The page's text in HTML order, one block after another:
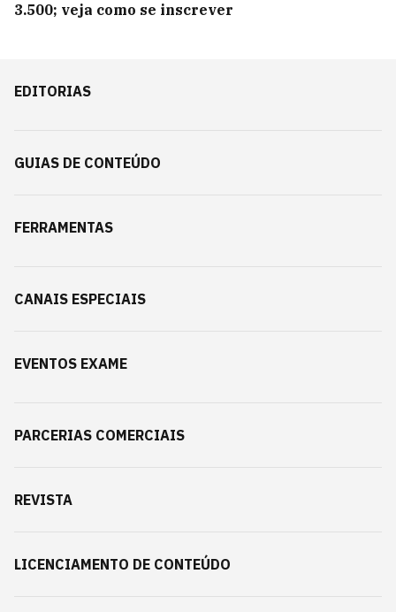
3.500; veja como se inscrever
EDITORIAS
GUIAS DE CONTEÚDO
FERRAMENTAS
CANAIS ESPECIAIS
EVENTOS EXAME
PARCERIAS COMERCIAIS
REVISTA
LICENCIAMENTO DE CONTEÚDO